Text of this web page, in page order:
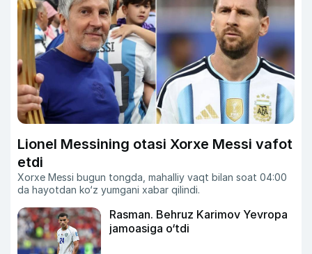
Lionel Messining otasi Xorxe Messi vafot
etdi
Xorxe Messi bugun tongda, mahalliy vaqt bilan soat 04:00
da hayotdan ko‘z yumgani xabar qilindi.
Rasman. Behruz Karimov Yevropa
jamoasiga o‘tdi